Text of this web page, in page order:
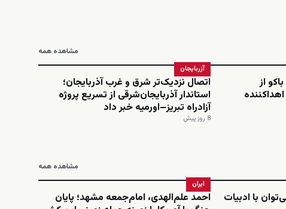
مشاهده همه
از
آزربایجان
اتصال نزدیک‌تر شرق و غرب آذربایجان؛
استاندار آذربایجان‌شرقی از تسریع پروژه
آزادراه تبریز–اورمیه خبر داد
8 روز پیش
مشاهده همه
با ادبیات
ایران
احمد علم‌الهدی، امام‌جمعه مشهد؛ پایان